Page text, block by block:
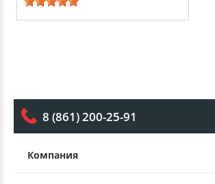
8 (861) 200-25-91
Компания